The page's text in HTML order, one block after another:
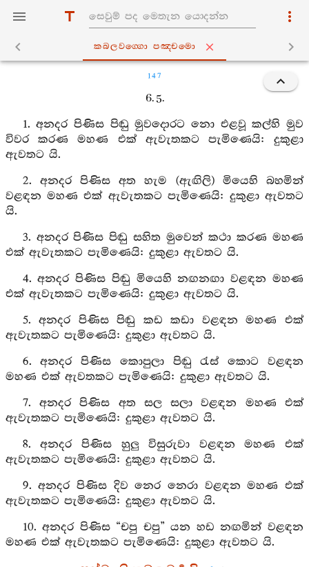
කබලවග‍්ගො පඤ‍්චමො
147
6. 5.
1. අනදර පිණිස පිඬු මුවදොරට නො එළවූ කල්හි මුව
විවර කරණ මහණ එක් ඇවැතකට පැමිණෙයි: දුකුළා
ඇවතට යි.
2. අනදර පිණිස අත හැම (ඇඟිලි) මියෙහි බහමින්
වළඳන මහණ එක් ඇවැතකට පැමිණෙයි: දුකුළා ඇවතට
යි.
3. අනදර පිණිස පිඬු සහිත මුවෙන් කථා කරණ මහණ
එක් ඇවැතකට පැමිණෙයි: දුකුළා ඇවතට යි.
4. අනදර පිණිස පිඬු මියෙහි නඟනඟා වළඳන මහණ
එක් ඇවැතකට පැමිණෙයි: දුකුළා ඇවතට යි.
5. අනදර පිණිස පිඬු කඩ කඩා වළඳන මහණ එක්
ඇවැතකට පැමිණෙයි: දුකුළා ඇවතට යි.
6. අනදර පිණිස කොපුලා පිඬු රැස් කොට වළඳන
මහණ එක් ඇවතකට පැමිණෙයි: දුකුළා ඇවතට යි.
7. අනදර පිණිස අත සල සලා වළඳන මහණ එක්
ඇවැතකට පැමිණෙයි: දුකුළා ඇවතට යි.
8. අනදර පිණිස හුලු විසුරුවා වළඳන මහණ එක්
ඇවැතකට පැමිණෙයි: දුකුළා ඇවතට යි.
9. අනදර පිණිස දිව නෙර නෙරා වළඳන මහණ එක්
ඇවැතකට පැමිණෙයි: දුකුළා ඇවතට යි.
10. අනදර පිණිස “චපු චපු” යන හඩ නඟමින් වළඳන
මහණ එක් ඇවැතකට පැමිණෙයි: දුකුළා ඇවතට යි.